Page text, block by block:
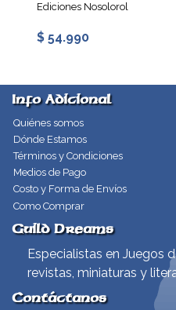
Ediciones Nosolorol
$ 54.990
Info Adicional
Quiénes somos
Dónde Estamos
Términos y Condiciones
Medios de Pago
Costo y Forma de Envíos
Como Comprar
Guild Dreams
Especialistas en Juegos
revistas, miniaturas y
Contáctanos